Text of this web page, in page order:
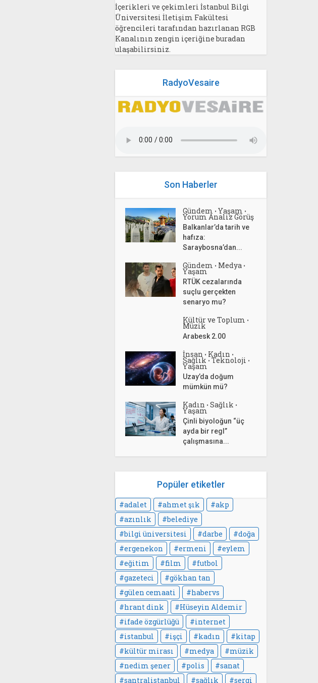
İçerikleri ve çekimleri İstanbul Bilgi
Üniversitesi İletişim Fakültesi
öğrencileri tarafından hazırlanan RGB
Kanalının zengin içeriğine buradan
ulaşabilirsiniz.
RadyoVesaire
Son Haberler
Gündem • Yaşam •
Yorum Analiz Görüş
Balkanlar’da tarih ve
hafıza:
Saraybosna’dan...
Gündem • Medya •
Yaşam
RTÜK cezalarında
suçlu gerçekten
senaryo mu?
Kültür ve Toplum •
Müzik
Arabesk 2.00
İnsan • Kadın •
Sağlık • Teknoloji •
Yaşam
Uzay’da doğum
mümkün mü?
Kadın • Sağlık •
Yaşam
Çinli biyoloğun “üç
ayda bir regl”
çalışmasına...
Popüler etiketler
adalet ahmet şık
akp
azınlık
belediye
bilgi üniversitesi
darbe
doğa
ergenekon
ermeni
eylem
eğitim
film
futbol
gazeteci
gökhan tan
gülen cemaati
habervs
hrant dink
Hüseyin Aldemir
ifade özgürlüğü
internet
istanbul
işçi kadın
kitap
kültür mirası
medya
müzik
nedim şener
polis
sanat
santralistanbul
sağlık sergi